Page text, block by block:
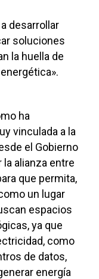
desarrollar
soluciones
la huella de
ha
vinculada a la
el Gobierno
alianza entre
que permita,
un lugar
espacios
ya que
como
de datos,
energía